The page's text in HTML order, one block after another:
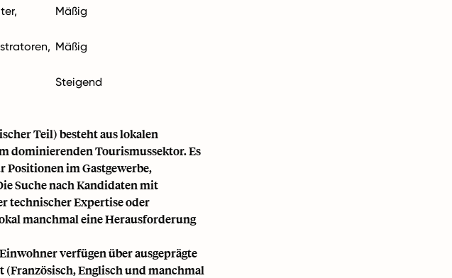
Mäßig
Mäßig
Steigend
Teil) besteht aus lokalen
dominierenden Tourismussektor. Es
Positionen im Gastgewerbe,
Suche nach Kandidaten mit
technischer Expertise oder
manchmal eine Herausforderung
verfügen über ausgeprägte
Englisch und manchmal